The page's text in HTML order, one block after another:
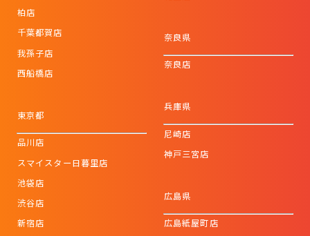
柏店
千葉都賀店
我孫子店
西船橋店
東京都
品川店
スマイスター日暮里店
池袋店
渋谷店
新宿店
奈良県
奈良店
兵庫県
尼崎店
神戸三宮店
広島県
広島紙屋町店